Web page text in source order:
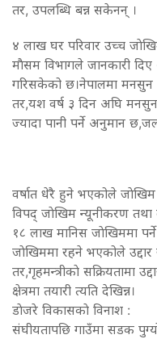
तर, उपलब्धि बन्न सकेनन् ।
४ लाख घर परिवार उच्च
माैसम विभागले जानकारी
गरिसकेको छ।नेपालमा मनसुन
तर,यश वर्ष ३ दिन अघि
ज्यादा पानी पर्ने अनुमान
वर्षात धेरै हुने भएकोले जाेखिम
विपद् जाेखिम न्यूनीकरण तथा
१८ लाख मानिस जाेखिममा
जाेखिममा रहने भएकोले उद्दार
तर,गृहमन्त्रीकाे सक्रियतामा
क्षेत्रमा तयारी त्यति देखिन्न।
डाेजरे विकासकाे विनाश :
संघीयतापछि गाउँमा सडक